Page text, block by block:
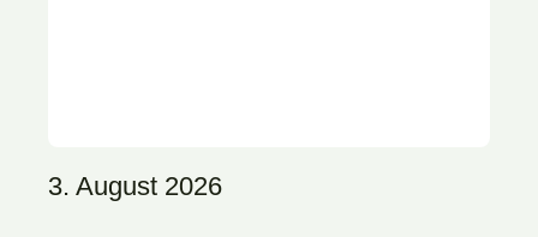
3. August 2026